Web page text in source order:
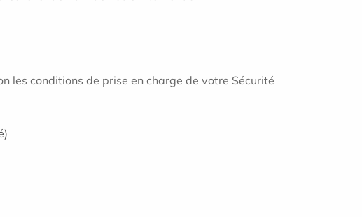
les conditions de prise en charge de votre Sécurité